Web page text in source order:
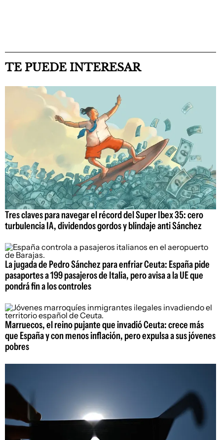
TE PUEDE INTERESAR
Tres claves para navegar el récord del Super Ibex 35: cero
turbulencia IA, dividendos gordos y blindaje anti Sánchez
La jugada de Pedro Sánchez para enfriar Ceuta: España pide
pasaportes a 199 pasajeros de Italia, pero avisa a la UE que
pondrá fin a los controles
Marruecos, el reino pujante que invadió Ceuta: crece más
que España y con menos inflación, pero expulsa a sus jóvenes
pobres